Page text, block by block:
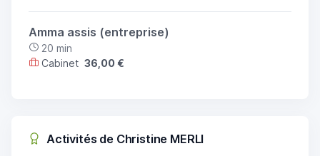
Amma assis (entreprise)
20 min
Cabinet 36,00 €
Activités de Christine MERLI